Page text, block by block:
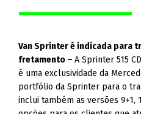
Van Sprinter é indicada para
fretamento –A Sprinter 515
é uma exclusividade da
portfólio da Sprinter para o
inclui também as versões 9+1,